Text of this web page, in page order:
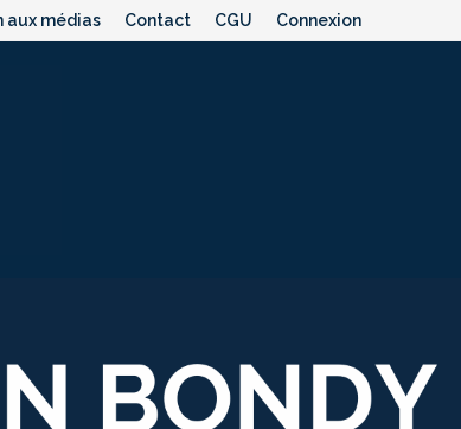
aux médias Contact CGU Connexion